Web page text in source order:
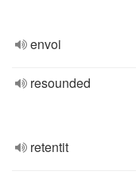
envoi
resounded
retentit